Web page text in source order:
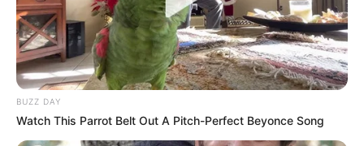
CORONAVIRUS
Puntos de vacunación
este 22 de febrero en
Bogotá
BUZZ DAY
Watch This Parrot Belt Out A Pitch-Perfect Beyonce Song